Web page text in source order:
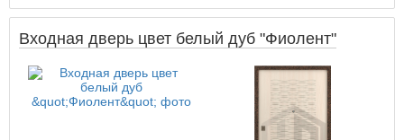
Входная дверь цвет белый дуб "Фиолент"